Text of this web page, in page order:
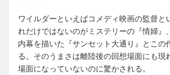
ワイルダーといえばコメディ映画の監督と
れだけではないのがミステリーの『情婦』
内幕を描いた『サンセット大通り』とこの
る。そのうまさは離陸後の回想場面にも現
場面になっていないのに驚かされる。